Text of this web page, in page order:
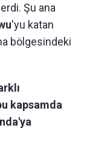
Şu ana
'yu katan
bölgesindeki
kapsamda